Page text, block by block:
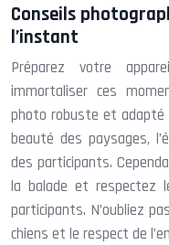
Conseils
l’instant
Préparez votre
immortaliser ces
photo robuste et adapté
beauté des paysages,
des participants.
la balade et respectez
participants. N’oubliez
chiens et le respect de